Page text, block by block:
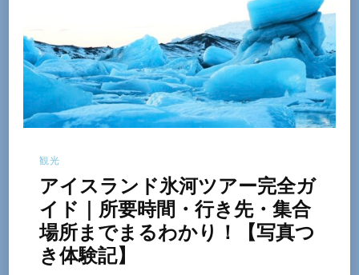
観光
アイスランド氷河ツアー完全ガ
イド｜所要時間・行き先・集合
場所までまるわかり！【写真つ
き体験記】